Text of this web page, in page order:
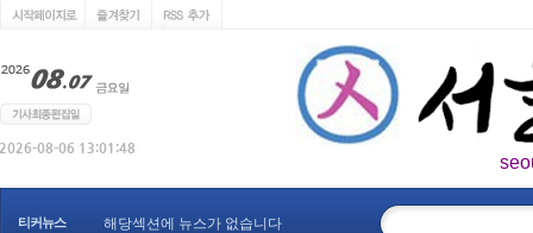
티커뉴스 해당섹션에 뉴스가 없습니다